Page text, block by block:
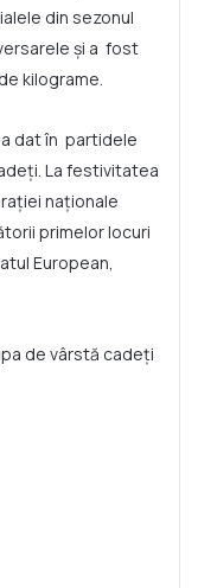
din sezonul
și a fost
kilograme.
dat în partidele
La festivitatea
naționale
primelor locuri
European,
de vârstă cadeți